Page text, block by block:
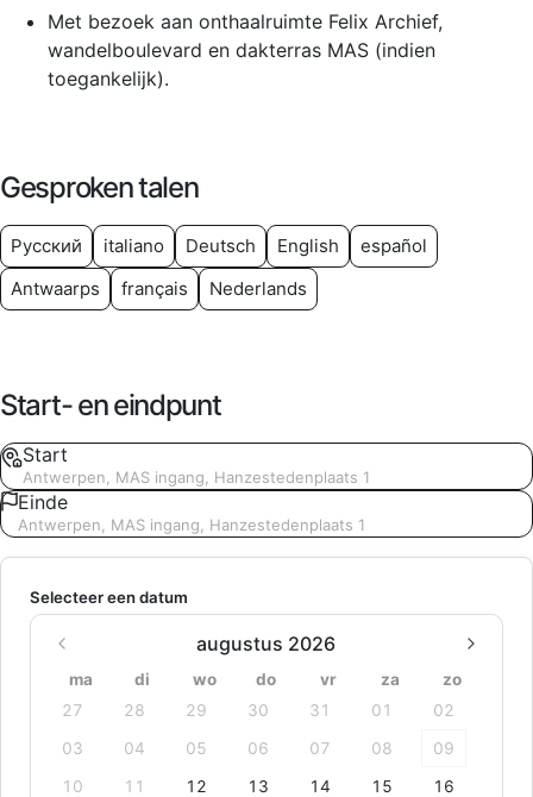
Met bezoek aan onthaalruimte Felix Archief,
wandelboulevard en dakterras MAS (indien
toegankelijk).
Gesproken talen
Русский italiano Deutsch English
español
Antwaarps
français Nederlands
Start- en eindpunt
Start
Antwerpen, MAS ingang, Hanzestedenplaats 1
Einde
Antwerpen, MAS ingang, Hanzestedenplaats 1
Selecteer een datum
augustus 2026
ma di wo do vr za
zo
27
28 29 30 31 01
02
03
04 05 06 07 08
09
10
11 12 13 14 15
16